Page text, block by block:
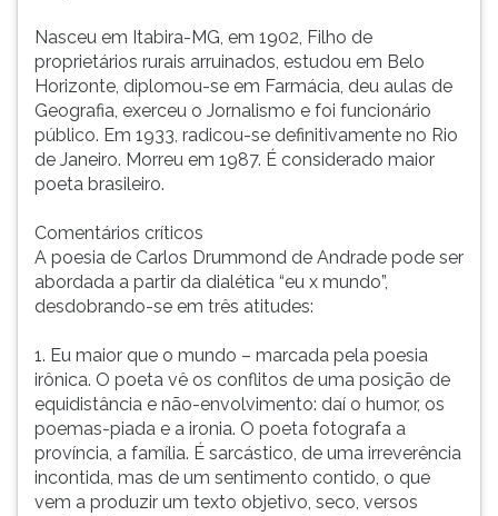
Nasceu em Itabira-MG, em 1902, Filho de
proprietários rurais arruinados, estudou em Belo
Horizonte, diplomou-se em Farmácia, deu aulas de
Geografia, exerceu o Jornalismo e foi funcionário
público. Em 1933, radicou-se definitivamente no Rio
de Janeiro. Morreu em 1987. É considerado maior
poeta brasileiro.
Comentários críticos
A poesia de Carlos Drummond de Andrade pode ser
abordada a partir da dialética “eu x mundo”,
desdobrando-se em três atitudes:
1. Eu maior que o mundo – marcada pela poesia
irônica. O poeta vê os conflitos de uma posição de
equidistância e não-envolvimento: daí o humor, os
poemas-piada e a ironia. O poeta fotografa a
província, a família. É sarcástico, de uma irreverência
incontida, mas de um sentimento contido, o que
vem a produzir um texto objetivo, seco, versos